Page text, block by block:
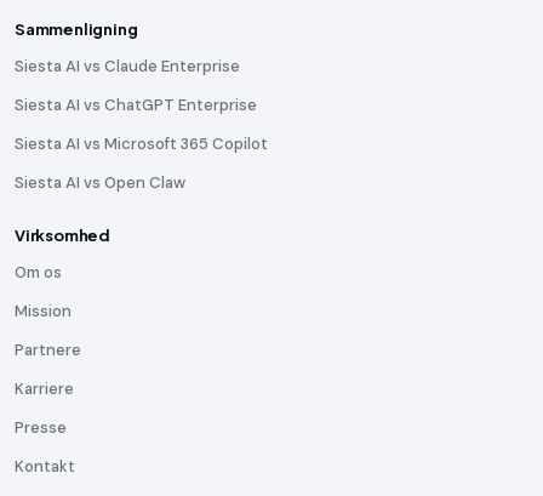
Sammenligning
Siesta AI vs Claude Enterprise
Siesta AI vs ChatGPT Enterprise
Siesta AI vs Microsoft 365 Copilot
Siesta AI vs Open Claw
Virksomhed
Om os
Mission
Partnere
Karriere
Presse
Kontakt